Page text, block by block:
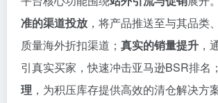
准的渠道投放 ，将产品推送至与其品类
质量海外折扣渠道； 真实的销量提升 ，
引真实买家，快速冲击亚马逊BSR排名；
理 ，为积压库存提供高效的清仓解决方